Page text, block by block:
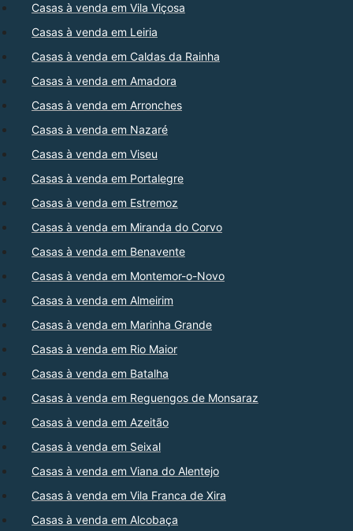
Casas à venda em Vila Viçosa
Casas à venda em Leiria
Casas à venda em Caldas da Rainha
Casas à venda em Amadora
Casas à venda em Arronches
Casas à venda em Nazaré
Casas à venda em Viseu
Casas à venda em Portalegre
Casas à venda em Estremoz
Casas à venda em Miranda do Corvo
Casas à venda em Benavente
Casas à venda em Montemor-o-Novo
Casas à venda em Almeirim
Casas à venda em Marinha Grande
Casas à venda em Rio Maior
Casas à venda em Batalha
Casas à venda em Reguengos de Monsaraz
Casas à venda em Azeitão
Casas à venda em Seixal
Casas à venda em Viana do Alentejo
Casas à venda em Vila Franca de Xira
Casas à venda em Alcobaça